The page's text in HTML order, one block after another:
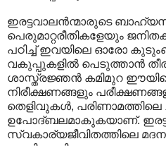
ഇരട്ടവാലന്‍ന്മാരുടെ
പെരുമാറ്റരീതികളേയും
പഠിച്ച് ഇവയിലെ ഓരോ
വകുപ്പുകളില്‍ പെടുത്താന്‍
ശാസ്ത്രജ്ഞന്‍ കമിമുറ
നിരീക്ഷണങ്ങളും
തെളിവുകള്‍,
ഉപോദ്ബലമാകുകയാണ്.
സ്വകാര്യജീവിതത്തിലെ